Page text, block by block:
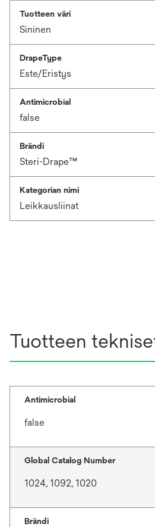
Tuotteen väri
Sininen
DrapeType
Este/Eristys
Antimicrobial
false
Brändi
Steri-Drape™
Kategorian nimi
Leikkausliinat
Tuotteen
Antimicrobial
false
Global Catalog Number
1024, 1092, 1020
Brändi